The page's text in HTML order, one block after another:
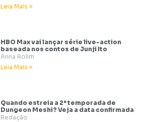
Leia Mais »
HBO Max vai lançar série live-action
baseada nos contos de Junji Ito
Anna Rolim
Leia Mais »
Quando estreia a 2ª temporada de
Dungeon Meshi? Veja a data confirmada
Redação